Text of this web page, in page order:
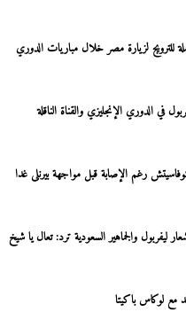
للترويج لزيارة مصر خلال مباريات الدوري
في الدوري الإنجليزي والقناة الناقلة
رغم الإصابة قبل مواجهة بيرنلى غدا
ليفربول والجماهير السعودية ترد: تعال يا شيخ
مع لوكاس باكيتا